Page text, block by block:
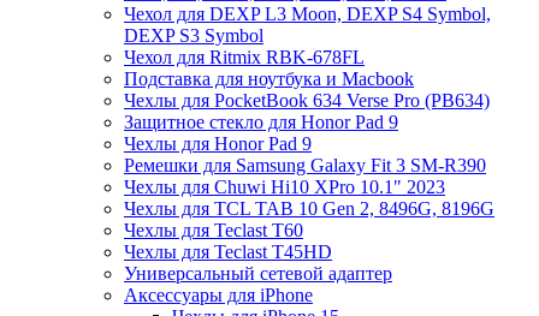
Чехол для DEXP L3 Moon, DEXP S4 Symbol,
DEXP S3 Symbol
Чехол для Ritmix RBK-678FL
Подставка для ноутбука и Macbook
Чехлы для PocketBook 634 Verse Pro (PB634)
Защитное стекло для Honor Pad 9
Чехлы для Honor Pad 9
Ремешки для Samsung Galaxy Fit 3 SM-R390
Чехлы для Chuwi Hi10 XPro 10.1" 2023
Чехлы для TCL TAB 10 Gen 2, 8496G, 8196G
Чехлы для Teclast T60
Чехлы для Teclast T45HD
Универсальный сетевой адаптер
Аксессуары для iPhone